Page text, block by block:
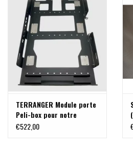
TERRANGER Module porte
Peli-box pour notre
système porte charge
€522,00